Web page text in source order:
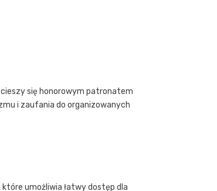
się honorowym patronatem
i zaufania do organizowanych
umożliwia łatwy dostęp dla